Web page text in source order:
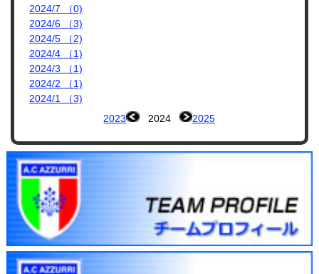
2024/7 （0)
2024/6 （3)
2024/5 （2)
2024/4 （1)
2024/3 （1)
2024/2 （1)
2024/1 （3)
2023
2024 2025